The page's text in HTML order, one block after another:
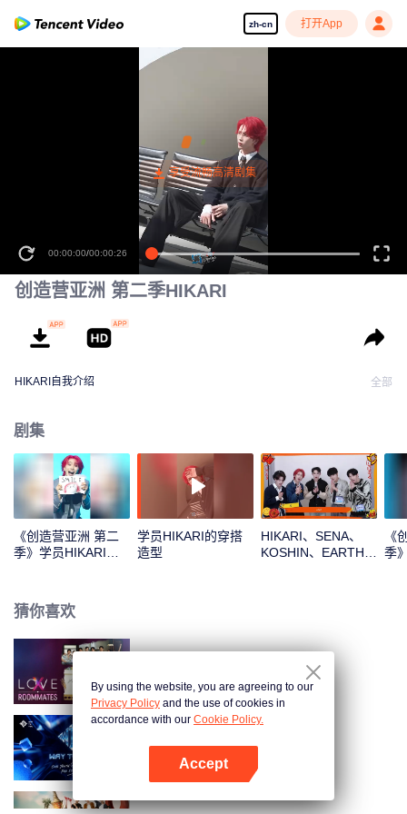
zh-cn 打开App
00:00:00/00:00:26
创造营亚洲 第二季HIKARI
HIKARI自我介绍 全部
剧集
《创造营亚洲 第二
季》学员HIKARI的
学员HIKARI的穿搭
造型
HIKARI、SENA、
KOSHIN、EARTH、
《
季
猜你喜欢
顶峰相见时
By using the website, you are agreeing to our
Privacy Policy and the use of cookies in
accordance with our Cookie Policy.
Accept